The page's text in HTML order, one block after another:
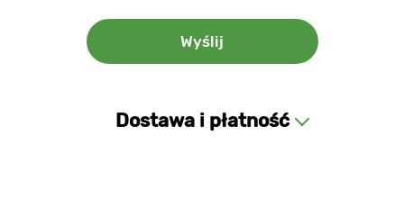
Dostawa i płatność